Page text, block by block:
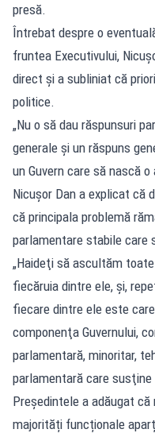
presă.
Întrebat despre o
fruntea Executivului,
direct și a subliniat că
politice.
„Nu o să dau răspunsuri
generale şi un răspuns
un Guvern care să nască
Nicuşor Dan a explicat că
că principala problemă
parlamentare stabile care
„Haideţi să ascultăm
fiecăruia dintre ele, şi,
fiecare dintre ele este
componenţa Guvernului,
parlamentară, minoritar,
parlamentară care susţine
Președintele a adăugat
majorități funcționale